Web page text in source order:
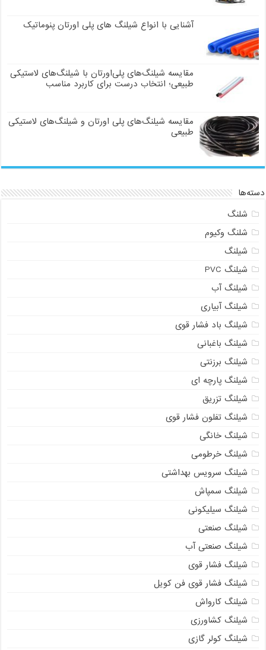
آشنایی با انواع شیلنگ های پلی اورتان پنوماتیک
مقایسه شیلنگ‌های پلی‌اورتان با شیلنگ‌های لاستیکی
طبیعی؛ انتخاب درست برای کاربرد مناسب
مقایسه شیلنگ‌های پلی اورتان و شیلنگ‌های لاستیکی
طبیعی
دسته‌ها
شلنگ
شلنگ وکیوم
شیلنگ
شیلنگ PVC
شیلنگ آب
شیلنگ آبیاری
شیلنگ باد فشار قوی
شیلنگ باغبانی
شیلنگ برزنتی
شیلنگ پارچه‌ ای
شیلنگ تزریق
شیلنگ تفلون فشار قوی
شیلنگ خانگی
شیلنگ خرطومی
شیلنگ سرویس بهداشتی
شیلنگ سمپاش
شیلنگ سیلیکونی
شیلنگ صنعتی
شیلنگ صنعتی آب
شیلنگ فشار قوی
شیلنگ فشار قوی فن کویل
شیلنگ کارواش
شیلنگ کشاورزی
شیلنگ کولر گازی